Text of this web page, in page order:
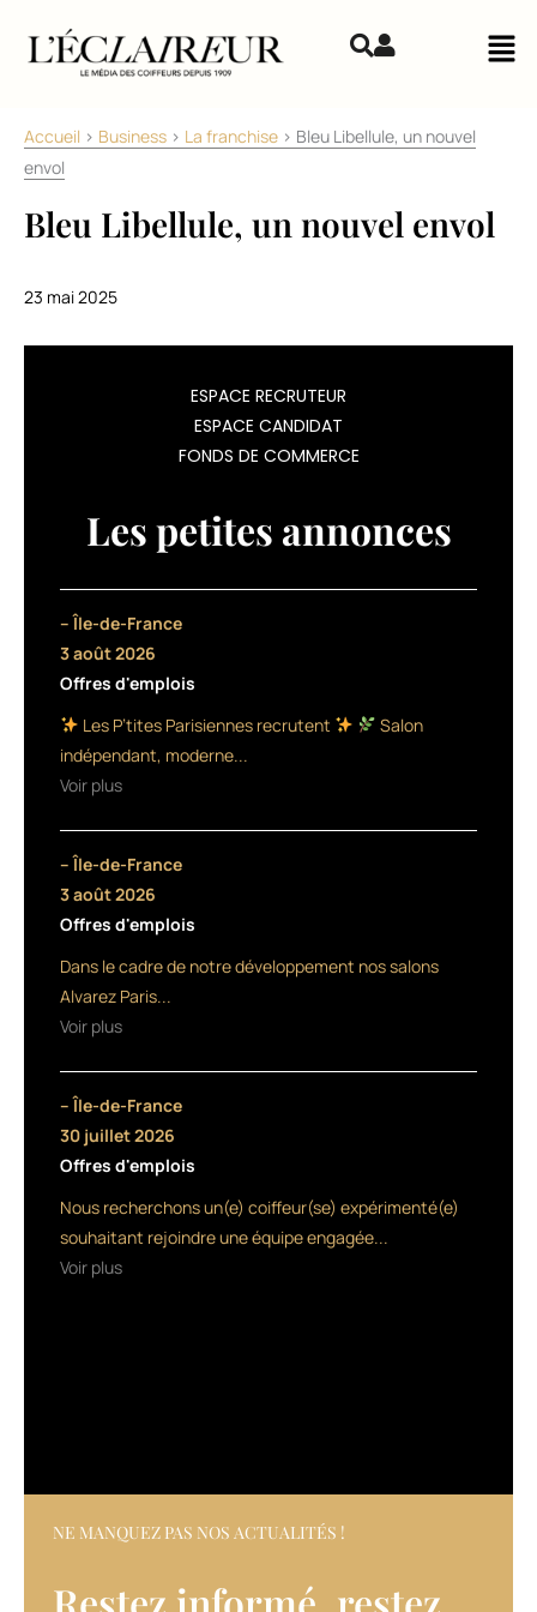
Accueil > Business > La franchise > Bleu Libellule, un nouvel
envol
Bleu Libellule, un nouvel envol
23 mai 2025
boutiques,
concept.
mixte,
pour
particuliers
compte
élargir
compétences
devenir
référent
comme
expert
passe
nouveaux
ESPACE RECRUTEUR
ESPACE CANDIDAT
FONDS DE COMMERCE
Les petites annonces
– Île-de-France
3 août 2026
Offres d'emplois
Les P’tites Parisiennes recrutent
Salon
indépendant, moderne...
Voir plus
– Île-de-France
3 août 2026
Offres d'emplois
Dans le cadre de notre développement nos salons
Alvarez Paris...
Voir plus
– Île-de-France
30 juillet 2026
Offres d'emplois
Nous recherchons un(e) coiffeur(se) expérimenté(e)
souhaitant rejoindre une équipe engagée...
Voir plus
NE MANQUEZ PAS NOS ACTUALITÉS !